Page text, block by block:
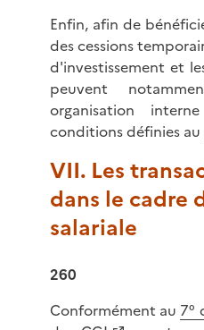
Enfin, afin de
des cessions
d'investissement et
peuvent
organisation
conditions définies au
VII. Les
dans le cadre
salariale
260
Conformément au 7°